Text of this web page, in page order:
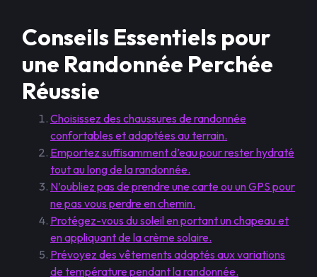
Conseils Essentiels pour
une Randonnée Perchée
Réussie
Choisissez des chaussures de randonnée
confortables et adaptées au terrain.
Emportez suffisamment d’eau pour rester hydraté
tout au long de la randonnée.
N’oubliez pas de prendre une carte ou un GPS pour
ne pas vous perdre en chemin.
Protégez-vous du soleil en portant un chapeau et
en appliquant de la crème solaire.
Prévoyez des vêtements adaptés aux variations
de température pendant la randonnée.